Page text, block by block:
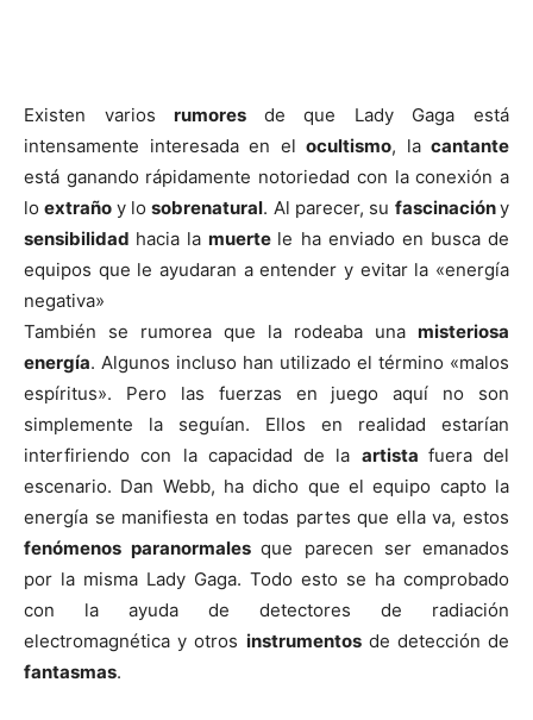
Existen variosrumores de que Lady Gaga está
intensamente interesada en el ocultismo, la cantante
está ganando rápidamente notoriedad con la conexión a
loextraño y losobrenatural. Al parecer, su fascinacióny
sensibilidad hacia lamuerte le ha enviado en busca de
equipos que le ayudaran a entender y evitar la «energía
negativa»
También se rumorea que la rodeaba una misteriosa
energía. Algunos incluso han utilizado el término «malos
espíritus». Pero las fuerzas en juego aquí no son
simplemente la seguían. Ellos en realidad estarían
interfiriendo con la capacidad de la artista fuera del
escenario. Dan Webb, ha dicho que el equipo capto la
energía se manifiesta en todas partes que ella va, estos
fenómenos paranormalesque parecen ser emanados
por la misma Lady Gaga. Todo esto se ha comprobado
con la ayuda de detectores de radiación
electromagnética y otros instrumentosde detección de
fantasmas.